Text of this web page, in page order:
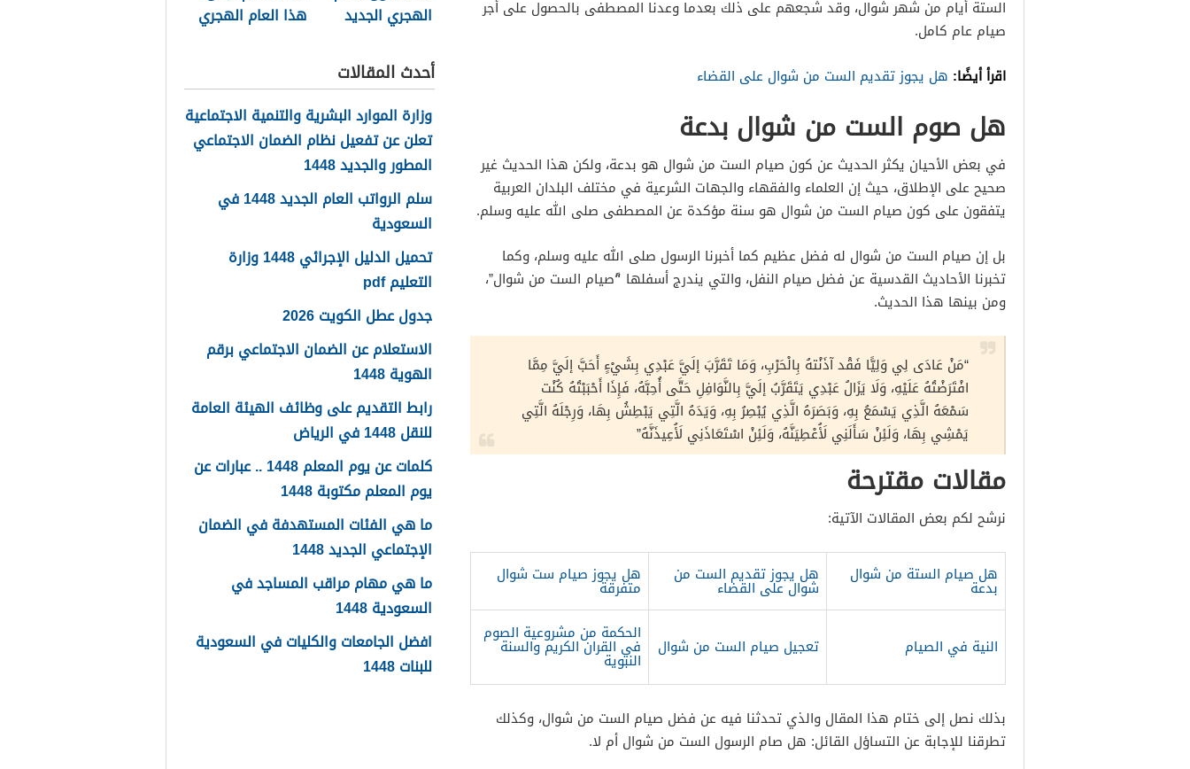
الستة أيام من شهر شوال، وقد شجعهم على ذلك بعدما وعدنا المصطفى بالحصول على أجر
صيام عام كامل.
اقرأ أيضًا: هل يجوز تقديم الست من شوال على القضاء
هل صوم الست من شوال بدعة
في بعض الأحيان يكثر الحديث عن كون صيام الست من شوال هو بدعة، ولكن هذا الحديث غير
صحيح على الإطلاق، حيث إن العلماء والفقهاء والجهات الشرعية في مختلف البلدان العربية
يتفقون على كون صيام الست من شوال هو سنة مؤكدة عن المصطفى صلى الله عليه وسلم.
بل إن صيام الست من شوال له فضل عظيم كما أخبرنا الرسول صلى الله عليه وسلم، وكما
تخبرنا الأحاديث القدسية عن فضل صيام النفل، والتي يندرج أسفلها “ًصيام الست من شوال”،
ومن بينها هذا الحديث.
“مَنْ عَادَى لِي وَلِيًّا فَقْد آذَنْتهُ بِالْحَرْبِ، وَمَا تَقَرَّبَ إلَيَّ عَبْدِي بِشَيْءٍ أَحَبَّ إلَيَّ مِمَّا
افْتَرَضْتُهُ عَلَيْهِ، وَلَا يَزَالُ عَبْدِي يَتَقَرَّبُ إلَيَّ بِالنَّوَافِلِ حَتَّى أُحِبَّهُ، فَإِذَا أَحْبَبْتُهُ كُنْت
سَمْعَهُ الَّذِي يَسْمَعُ بِهِ، وَبَصَرَهُ الَّذِي يُبْصِرُ بِهِ، وَيَدَهُ الَّتِي يَبْطِشُ بِهَا، وَرِجْلَهُ الَّتِي
يَمْشِي بِهَا، وَلَئِنْ سَأَلَنِي لَأُعْطِيَنَّهُ، وَلَئِنْ اسْتَعَاذَنِي لَأُعِيذَنَّهُ”
مقالات مقترحة
نرشح لكم بعض المقالات الآتية:
هل صيام الستة من شوال
بدعة
هل يجوز تقديم الست من
شوال على القضاء
هل يجوز صيام ست شوال
متفرقة
النية في الصيام تعجيل صيام الست من شوال
الحكمة من مشروعية الصوم
في القران الكريم والسنة
النبوية
بذلك نصل إلى ختام هذا المقال والذي تحدثنا فيه عن فضل صيام الست من شوال، وكذلك
تطرقنا للإجابة عن التساؤل القائل: هل صام الرسول الست من شوال أم لا.
الهجري الجديد
هذا العام الهجري
أحدث المقالات
وزارة الموارد البشرية والتنمية الاجتماعية
تعلن عن تفعيل نظام الضمان الاجتماعي
المطور والجديد 1448
سلم الرواتب العام الجديد 1448 في
السعودية
تحميل الدليل الإجرائي 1448 وزارة
التعليم pdf
جدول عطل الكويت 2026
الاستعلام عن الضمان الاجتماعي برقم
الهوية 1448
رابط التقديم على وظائف الهيئة العامة
للنقل 1448 في الرياض
كلمات عن يوم المعلم 1448 .. عبارات عن
يوم المعلم مكتوبة 1448
ما هي الفئات المستهدفة في الضمان
الإجتماعي الجديد 1448
ما هي مهام مراقب المساجد في
السعودية 1448
افضل الجامعات والكليات في السعودية
للبنات 1448